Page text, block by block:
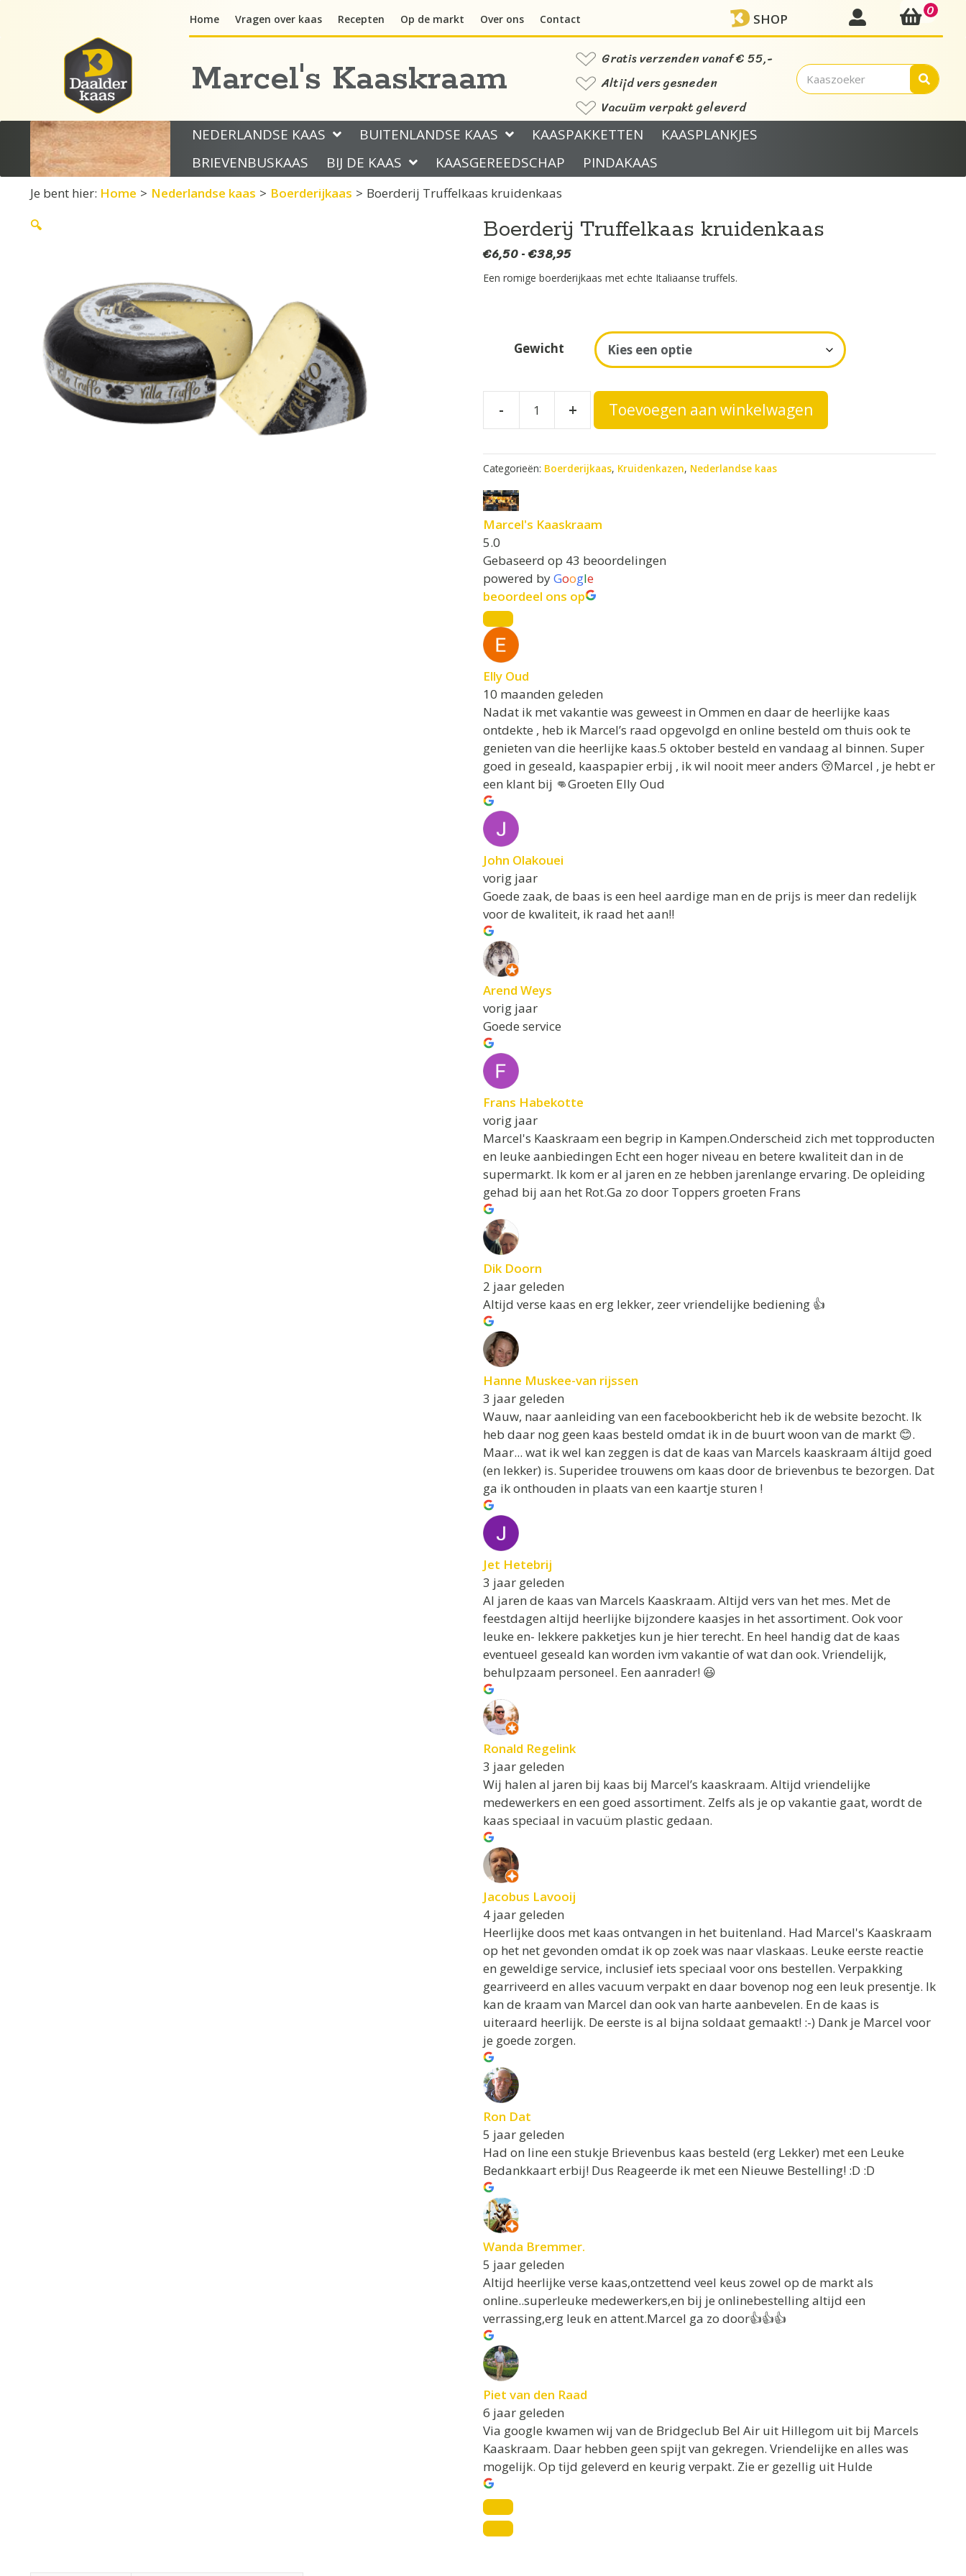
Home Vragen over kaas Recepten Op de markt Over ons Contact SHOP mijn account0
Marcel's Kaaskraam
Gratis verzenden vanaf € 55,-
Altijd vers gesneden
Vacuüm verpakt geleverd
NEDERLANDSE KAAS BUITENLANDSE KAAS KAASPAKKETTEN
KAASPLANKJES
BRIEVENBUSKAAS
BIJ DE KAAS KAASGEREEDSCHAP PINDAKAAS
Je bent hier: Home > Nederlandse kaas > Boerderijkaas > Boerderij Truffelkaas kruidenkaas
🔍
Boerderij Truffelkaas kruidenkaas
€6,50 - €38,95Prijsklasse:
€6,50
tot
Een romige boerderijkaas met echte Italiaanse truffels.
Gewicht
-
Boerderij
Truffelkaas
aantal
+ Toevoegen aan winkelwagen
e
n
t
v
e
:
Categorieën: Boerderijkaas, Kruidenkazen, Nederlandse kaas
Marcel's Kaaskraam
5.0
Gebaseerd op 43 beoordelingen
powered byGoogle
beoordeel ons op
Elly Oud
10 maanden geleden
Nadat ik met vakantie was geweest in Ommen en daar de heerlijke kaas
ontdekte , heb ik Marcel’s raad opgevolgd en online besteld om thuis ook te
genieten van die heerlijke kaas.5 oktober besteld en vandaag al binnen. Super
goed in geseald, kaaspapier erbij , ik wil nooit meer anders 😚Marcel , je hebt er
een klant bij 👊Groeten Elly Oud
John Olakouei
vorig jaar
Goede zaak, de baas is een heel aardige man en de prijs is meer dan redelijk
voor de kwaliteit, ik raad het aan!!
Arend Weys
vorig jaar
Goede service
Frans Habekotte
vorig jaar
Marcel's Kaaskraam een begrip in Kampen.Onderscheid zich met topproducten
en leuke aanbiedingen Echt een hoger niveau en betere kwaliteit dan in de
supermarkt. Ik kom er al jaren en ze hebben jarenlange ervaring. De opleiding
gehad bij aan het Rot.Ga zo door Toppers groeten Frans
Dik Doorn
2 jaar geleden
Altijd verse kaas en erg lekker, zeer vriendelijke bediening 👍
Hanne Muskee-van rijssen
3 jaar geleden
Wauw, naar aanleiding van een facebookbericht heb ik de website bezocht. Ik
heb daar nog geen kaas besteld omdat ik in de buurt woon van de markt 😊.
Maar... wat ik wel kan zeggen is dat de kaas van Marcels kaaskraam áltijd goed
(en lekker) is. Superidee trouwens om kaas door de brievenbus te bezorgen. Dat
ga ik onthouden in plaats van een kaartje sturen !
Jet Hetebrij
3 jaar geleden
Al jaren de kaas van Marcels Kaaskraam. Altijd vers van het mes. Met de
feestdagen altijd heerlijke bijzondere kaasjes in het assortiment. Ook voor
leuke en- lekkere pakketjes kun je hier terecht. En heel handig dat de kaas
eventueel geseald kan worden ivm vakantie of wat dan ook. Vriendelijk,
behulpzaam personeel. Een aanrader! 😃
Ronald Regelink
3 jaar geleden
Wij halen al jaren bij kaas bij Marcel’s kaaskraam. Altijd vriendelijke
medewerkers en een goed assortiment. Zelfs als je op vakantie gaat, wordt de
kaas speciaal in vacuüm plastic gedaan.
Jacobus Lavooij
4 jaar geleden
Heerlijke doos met kaas ontvangen in het buitenland. Had Marcel's Kaaskraam
op het net gevonden omdat ik op zoek was naar vlaskaas. Leuke eerste reactie
en geweldige service, inclusief iets speciaal voor ons bestellen. Verpakking
gearriveerd en alles vacuum verpakt en daar bovenop nog een leuk presentje. Ik
kan de kraam van Marcel dan ook van harte aanbevelen. En de kaas is
uiteraard heerlijk. De eerste is al bijna soldaat gemaakt! :-) Dank je Marcel voor
je goede zorgen.
Ron Dat
5 jaar geleden
Had on line een stukje Brievenbus kaas besteld (erg Lekker) met een Leuke
Bedankkaart erbij! Dus Reageerde ik met een Nieuwe Bestelling! :D :D
Wanda Bremmer.
5 jaar geleden
Altijd heerlijke verse kaas,ontzettend veel keus zowel op de markt als
online..superleuke medewerkers,en bij je onlinebestelling altijd een
verrassing,erg leuk en attent.Marcel ga zo door👍👍👍
Piet van den Raad
6 jaar geleden
Via google kwamen wij van de Bridgeclub Bel Air uit Hillegom uit bij Marcels
Kaaskraam. Daar hebben geen spijt van gekregen. Vriendelijke en alles was
mogelijk. Op tijd geleverd en keurig verpakt. Zie er gezellig uit Hulde